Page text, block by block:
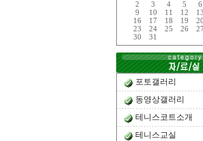
2
3 4 5 6
9
10 11 12 13
16
17 18 19 20
23
24 25 26 27
30
31
포토갤러리
동영상갤러리
테니스코트소개
테니스교실